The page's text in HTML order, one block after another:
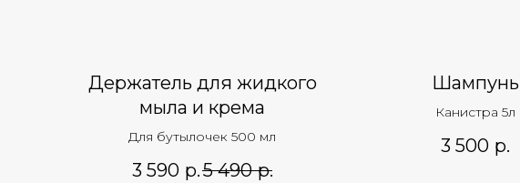
Держатель для жидкого
мыла и крема
Для бутылочек 500 мл
3 590 р.5 490 р.
Шампунь
Канистра 5л
3 500 р.